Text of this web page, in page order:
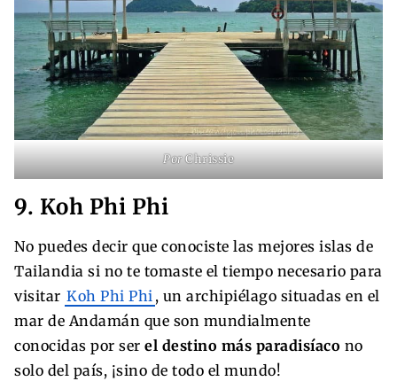
PorChrissie
9. Koh Phi Phi
No puedes decir que conociste las mejores islas de
Tailandia si no te tomaste el tiempo necesario para
visitar Koh Phi Phi , un archipiélago situadas en el
mar de Andamán que son mundialmente
conocidas por ser el destino más paradisíaco no
solo del país, ¡sino de todo el mundo!